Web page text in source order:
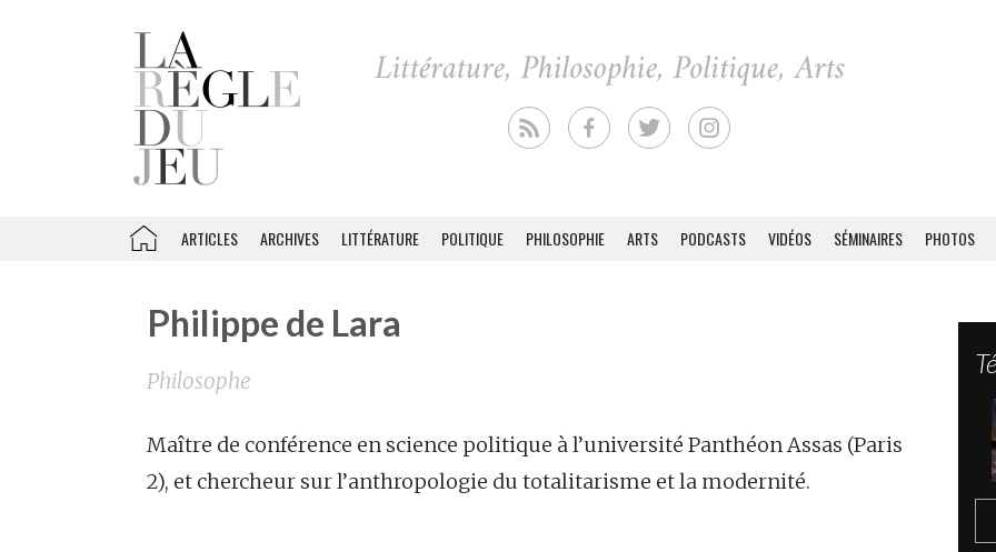
ARTICLES ARCHIVES LITTÉRATURE POLITIQUE PHILOSOPHIE ARTS PODCASTS VIDÉOS SÉMINAIRES PHOTOS
Philippe de Lara
Philosophe
Maître de conférence en science politique à l’université Panthéon Assas (Paris
2), et chercheur sur l’anthropologie du totalitarisme et la modernité.